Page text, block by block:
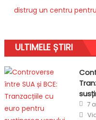
distrug un centru
ULTIMELE ȘTIRI
on
7